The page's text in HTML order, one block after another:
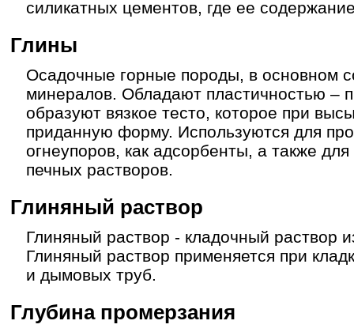
силикатных цементов, где ее
Глины
Осадочные горные породы, в основном
минералов. Обладают пластичностью –
образуют вязкое тесто, которое при
приданную форму. Используются для
огнеупоров, как адсорбенты, а также
печных растворов.
Глиняный раствор
Глиняный раствор - кладочный раствор
Глиняный раствор применяется при
и дымовых труб.
Глубина промерзания